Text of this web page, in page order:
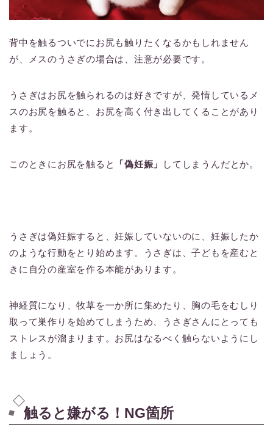
背中を触るついでにお尻も触りたくなるかもしれません
が、メスのうさぎの場合は、注意が必要です。
うさぎはお尻を触られるのは好きですが、発情しているメ
スのお尻を触ると、お尻を高く付き出してくることがあり
ます。
このときにお尻を触ると 「偽妊娠」 してしまうんだとか。
うさぎは偽妊娠すると、妊娠していないのに、妊娠したか
のような行動をとり始めます。うさぎは、子どもを産むと
きに自分の産室を作る本能があります。
神経質になり、牧草を一か所に集めたり、胸の毛をむしり
取って巣作りを始めてしまうため、うさぎさんにとっても
ストレスが溜まります。お尻はなるべく触らないようにし
ましょう。
触ると嫌がる！NG箇所